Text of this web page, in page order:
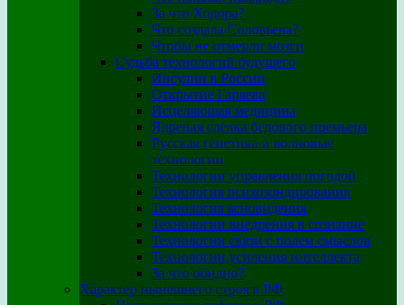
За что Ходора?
Что создала Соловьева?
Чтобы не отмерли мозги
Судьба технологий будущего
Инсулин в России
Открытие Гаряева
Исцеляющая медицина
Ядреная сделка бедового премьера
Русская генетика и волновые
технологии
Технологии управления погодой
Технология психозондирования
Технология ясновидения
Технологии внедрения в сознание
Технологии связи с полем смыслов
Технологии усиления интеллекта
За что обидно?
Характер нынешнего строя в РФ